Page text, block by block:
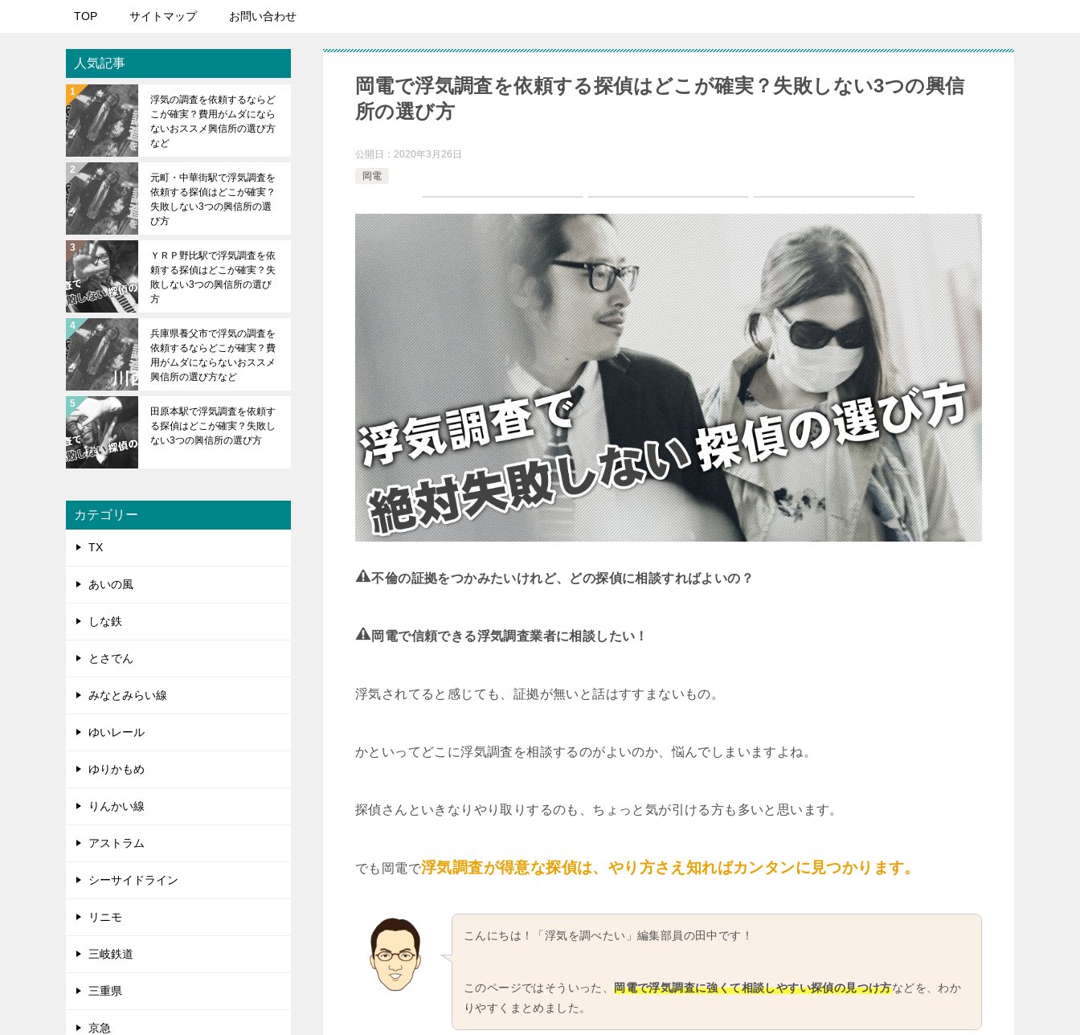
TOP サイトマップ お問い合わせ
岡電で浮気調査を依頼する探偵はどこが確実？失敗しない3つの興信
所の選び方
公開日： 2020年3月26日
岡電
不倫の証拠をつかみたいけれど、どの探偵に相談すればよいの？
岡電で信頼できる浮気調査業者に相談したい！
浮気されてると感じても、証拠が無いと話はすすまないもの。
かといってどこに浮気調査を相談するのがよいのか、悩んでしまいますよね。
探偵さんといきなりやり取りするのも、ちょっと気が引ける方も多いと思います。
でも岡電で浮気調査が得意な探偵は、やり方さえ知ればカンタンに見つかります。
こんにちは！「浮気を調べたい」編集部員の田中です！
このページではそういった、岡電で浮気調査に強くて相談しやすい探偵の見つけ方などを、わか
りやすくまとめました。
人気記事
浮気の調査を依頼するならど
こが確実？費用がムダになら
ないおススメ興信所の選び方
など
元町・中華街駅で浮気調査を
依頼する探偵はどこが確実？
失敗しない3つの興信所の選
び方
ＹＲＰ野比駅で浮気調査を依
頼する探偵はどこが確実？失
敗しない3つの興信所の選び
方
兵庫県養父市で浮気の調査を
依頼するならどこが確実？費
用がムダにならないおススメ
興信所の選び方など
田原本駅で浮気調査を依頼す
る探偵はどこが確実？失敗し
ない3つの興信所の選び方
カテゴリー
TX
あいの風
しな鉄
とさでん
みなとみらい線
ゆいレール
ゆりかもめ
りんかい線
アストラム
シーサイドライン
リニモ
三岐鉄道
三重県
京急